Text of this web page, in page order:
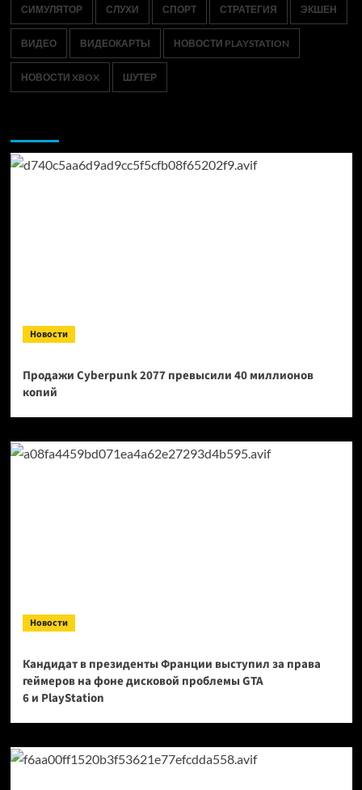
СИМУЛЯТОР СЛУХИ СПОРТ СТРАТЕГИЯ ЭКШЕН
ВИДЕО ВИДЕОКАРТЫ НОВОСТИ PLAYSTATION
НОВОСТИ XBOX ШУТЕР
Новости
Продажи Cyberpunk 2077 превысили 40 миллионов
копий
Новости
Кандидат в президенты Франции выступил за права
геймеров на фоне дисковой проблемы GTA
6 и PlayStation